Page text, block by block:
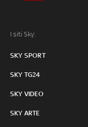
I siti Sky:
SKY SPORT
SKY TG24
SKY VIDEO
SKY ARTE